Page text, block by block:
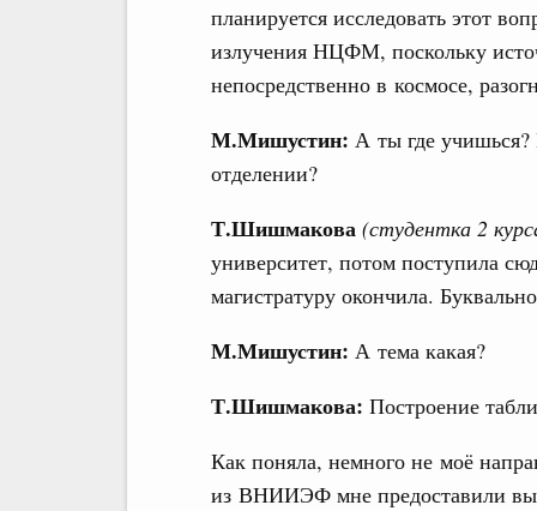
планируется исследовать этот
излучения НЦФМ, поскольку
непосредственно в космосе,
М.Мишустин: А ты где
отделении?
Т.Шишмакова (студентка 2
университет, потом поступила
магистратуру окончила.
М.Мишустин: А тема какая?
Т.Шишмакова: Построение
Как поняла, немного не моё
из ВНИИЭФ мне предоставили